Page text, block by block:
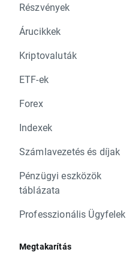
Részvények
Árucikkek
Kriptovaluták
ETF-ek
Forex
Indexek
Számlavezetés és díjak
Pénzügyi eszközök
táblázata
Professzionális Ügyfelek
Megtakarítás